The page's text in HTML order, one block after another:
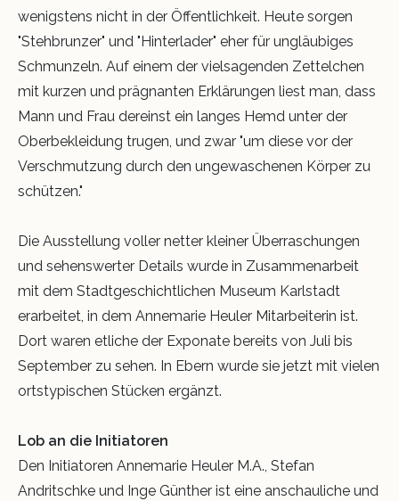
wenigstens nicht in der Öffentlichkeit. Heute sorgen
"Stehbrunzer" und "Hinterlader" eher für ungläubiges
Schmunzeln. Auf einem der vielsagenden Zettelchen
mit kurzen und prägnanten Erklärungen liest man, dass
Mann und Frau dereinst ein langes Hemd unter der
Oberbekleidung trugen, und zwar "um diese vor der
Verschmutzung durch den ungewaschenen Körper zu
schützen."
Die Ausstellung voller netter kleiner Überraschungen
und sehenswerter Details wurde in Zusammenarbeit
mit dem Stadtgeschichtlichen Museum Karlstadt
erarbeitet, in dem Annemarie Heuler Mitarbeiterin ist.
Dort waren etliche der Exponate bereits von Juli bis
September zu sehen. In Ebern wurde sie jetzt mit vielen
ortstypischen Stücken ergänzt.
Lob an die Initiatoren
Den Initiatoren Annemarie Heuler M.A., Stefan
Andritschke und Inge Günther ist eine anschauliche und